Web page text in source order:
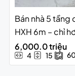
Bán nhà 5 tầng
HXH 6m – chỉ
6,000.0 triệu
4 15